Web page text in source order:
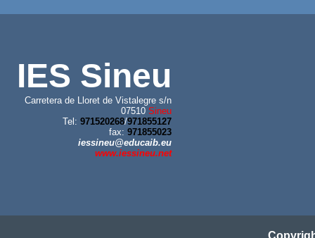
IES Sineu
Carretera de Lloret de Vistalegre s/n
07510 Sineu
Tel: 971520268/971855127
fax: 971855023
iessineu@educaib.eu
www.iessineu.net